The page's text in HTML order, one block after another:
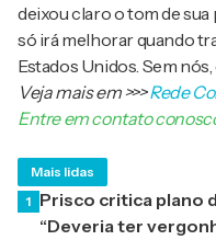
deixou claro o tom de sua
só irá melhorar quando
Estados Unidos. Sem nós,
Veja mais em>>>Rede
Entre em contato
Mais lidas
1 Prisco critica plano
“Deveria ter